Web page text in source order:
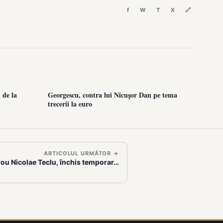
f W T X 🔗
de la
Georgescu, contra lui Nicușor Dan pe tema
trecerii la euro
ARTICOLUL URMĂTOR →
Nicolae Teclu, închis temporar…